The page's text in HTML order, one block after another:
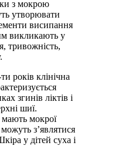
з мокрою
утворювати
висипання
викликають у
тривожність,
років клінічна
згинів ліктів і
шиї.
мокрої
з’являтися
у дітей суха і